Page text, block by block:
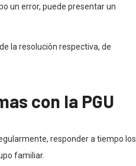
un error, puede presentar un
la resolución respectiva, de
con la PGU
responder a tiempo los
familiar.